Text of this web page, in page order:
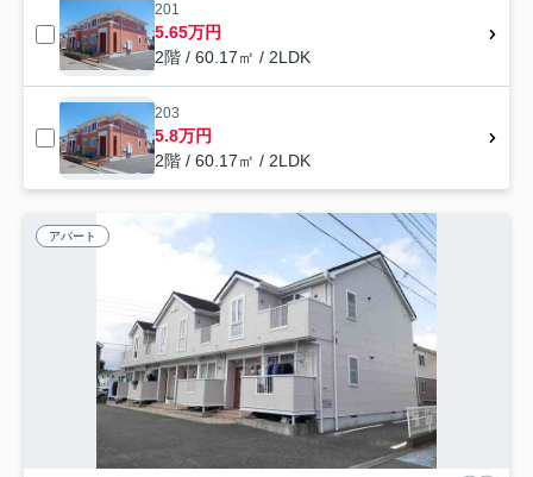
201
5.65万円
2階 / 60.17㎡ / 2LDK
203
5.8万円
2階 / 60.17㎡ / 2LDK
アパート